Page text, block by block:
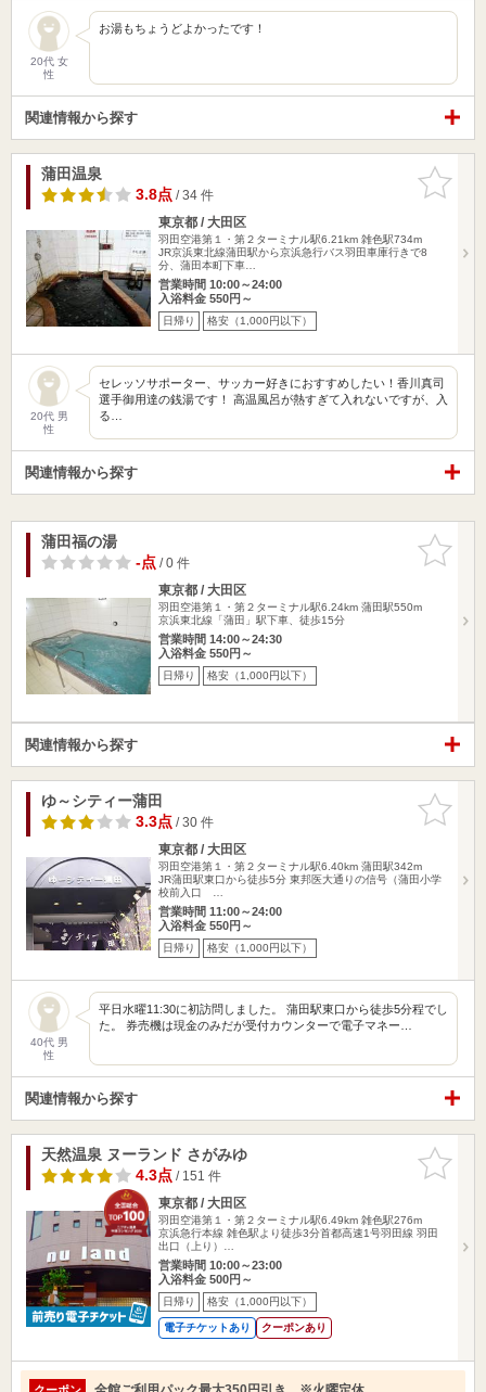
20代 女
性
お湯もちょうどよかったです！
関連情報から探す
お気に入
りに追加
蒲田温泉
3.8点/ 34 件
東京都 / 大田区
羽田空港第１・第２ターミナル駅6.21km 雑色駅734m
JR京浜東北線蒲田駅から京浜急行バス羽田車庫行きで8
分、蒲田本町下車…
営業時間 10:00～24:00
入浴料金 550円～
日帰り 格安（1,000円以下）
20代 男
性
セレッソサポーター、サッカー好きにおすすめしたい！香川真司
選手御用達の銭湯です！ 高温風呂が熱すぎて入れないですが、入
る…
関連情報から探す
お気に入
りに追加
蒲田福の湯
-点/ 0 件
東京都 / 大田区
羽田空港第１・第２ターミナル駅6.24km 蒲田駅550m
京浜東北線「蒲田」駅下車、徒歩15分
営業時間 14:00～24:30
入浴料金 550円～
日帰り 格安（1,000円以下）
関連情報から探す
お気に入
りに追加
ゆ～シティー蒲田
3.3点/ 30 件
東京都 / 大田区
羽田空港第１・第２ターミナル駅6.40km 蒲田駅342m
JR蒲田駅東口から徒歩5分 東邦医大通りの信号（蒲田小学
校前入口 …
営業時間 11:00～24:00
入浴料金 550円～
日帰り 格安（1,000円以下）
40代 男
性
平日水曜11:30に初訪問しました。 蒲田駅東口から徒歩5分程でし
た。 券売機は現金のみだが受付カウンターで電子マネー…
関連情報から探す
お気に入
りに追加
天然温泉 ヌーランド さがみゆ
4.3点/ 151 件
東京都 / 大田区
羽田空港第１・第２ターミナル駅6.49km 雑色駅276m
京浜急行本線 雑色駅より徒歩3分首都高速1号羽田線 羽田
出口（上り）…
営業時間 10:00～23:00
入浴料金 500円～
日帰り 格安（1,000円以下）
電子チケットあり クーポンあり